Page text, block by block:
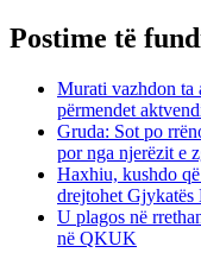
Postime të
Murati vazhdon ta
përmendet
Gruda: Sot po
por nga njerëzit e
Haxhiu, kushdo
drejtohet Gjykatës
U plagos në
në QKUK